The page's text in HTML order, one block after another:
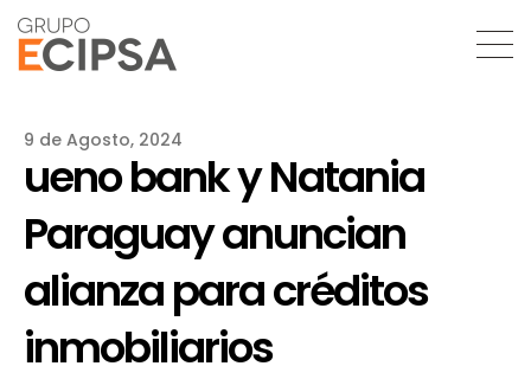
9 de Agosto, 2024
ueno bank y Natania
Paraguay anuncian
alianza para créditos
inmobiliarios